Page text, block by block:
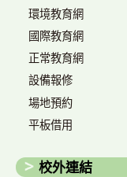
環境教育網
國際教育網
正常教育網
設備報修
場地預約
平板借用
校外連結